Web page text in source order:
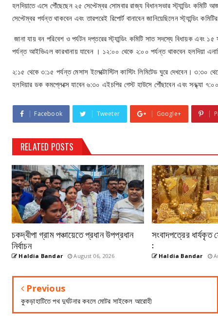
হলদিয়াতে এসে পৌঁছেছেন ২৫ সেপ্টেম্বর সোমবার রাজ্য বিধানসভার স্ট্যান্ডিং
সেপ্টেম্বর পর্যন্ত থাকবেন এবং তারপরেই রিপোর্ট বানাবেন জানিয়েছিলেন স্ট্যান্ডিং
জানা যায় বন পরিবেশ ও পর্যটন দপ্তরের স্ট্যান্ডিং কমিটি সাত সদস্যে বিধায়ক
পর্যন্ত আইভিএল কারখানায় যাবেন । ১২:০০ থেকে ২:০০ পর্যন্ত থাকবেন হলদিয়া
২:১৫ থেকে ৩:১৫ পর্যন্ত মেসাস ইলেক্টোস্টিল কাস্টিং লিমিটেড ঘুরে দেখবেন। ৩:৩০
হলদিয়ার ডক কমপ্লেক্সে যাবেন ৬:৩০ এইচপির গেস্ট হাউসে পৌঁছাবেন এবং সন্ধ্যা
Facebook Tweeter Google+
RELATED POSTS
চকদ্বীপা গ্রাম পঞ্চায়েতে প্রধান উপপ্রধান
নির্বাচন
Haldia Bandar August 06, 2026
সংবাদপত্রের
:
Haldia Bandar
Previous
কুকড়াহাটিতে পথ দুর্ঘটনার কবলে মোটর সাইকেল আরোহী